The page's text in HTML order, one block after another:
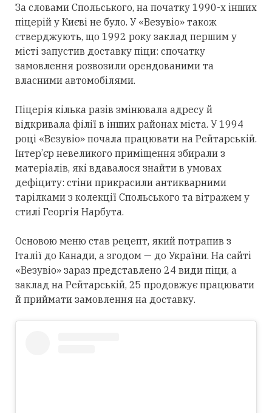
За словами Спольського, на початку 1990-х інших
піцерій у Києві не було. У «Везувіо» також
стверджують, що 1992 року заклад першим у
місті запустив доставку піци: спочатку
замовлення розвозили орендованими та
власними автомобілями.
Піцерія кілька разів змінювала адресу й
відкривала філії в інших районах міста. У 1994
році «Везувіо» почала працювати на Рейтарській.
Інтер’єр невеликого приміщення збирали з
матеріалів, які вдавалося знайти в умовах
дефіциту: стіни прикрасили антикварними
тарілками з колекції Спольського та вітражем у
стилі Георгія Нарбута.
Основою меню став рецепт, який потрапив з
Італії до Канади, а згодом — до України. На сайті
«Везувіо» зараз представлено 24 види піци, а
заклад на Рейтарській, 25 продовжує працювати
й приймати замовлення на доставку.